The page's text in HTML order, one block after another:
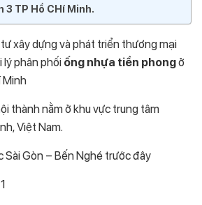
3 TP Hồ CHí Minh.
xây dựng và phát triển thương mại
lý phân phối ống nhựa tiền phongở
Minh
thành nằm ở khu vực trung tâm
Việt Nam.
Sài Gòn – Bến Nghé trước đây